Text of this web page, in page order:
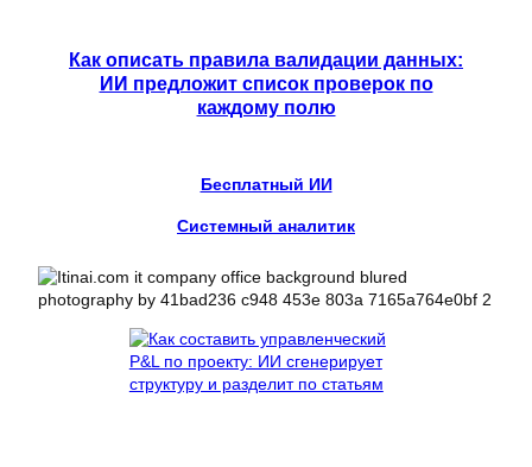
Как описать правила валидации данных:
ИИ предложит список проверок по
каждому полю
Бесплатный ИИ
Системный аналитик